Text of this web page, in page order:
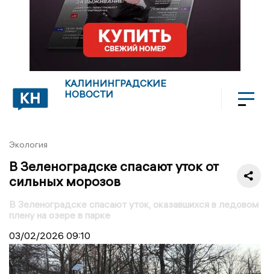
КАЛИНИНГРАДСКИЕ
НОВОСТИ
Экология
В Зеленоградске спасают уток от
сильных морозов
В Зеленоградске спасают уток, оказавшихся в ледовом
плену на озере в парке
03/02/2026 09:10